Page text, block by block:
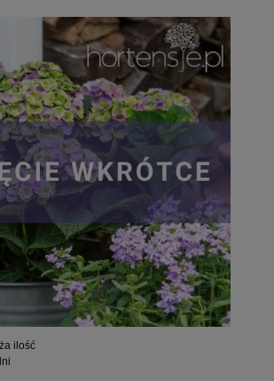
ilość